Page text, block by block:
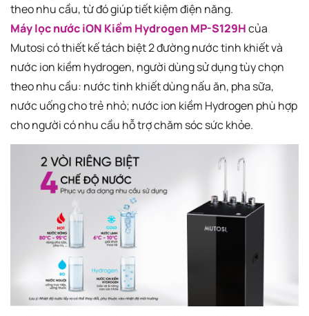
theo nhu cầu, từ đó giúp tiết kiệm điện năng.​​
Máy lọc nước iON Kiềm Hydrogen MP-S129Hcủa
Mutosi có thiết kế tách biệt 2 đường nước tinh khiết và
nước ion kiềm hydrogen, người dùng sử dụng tùy chọn
theo nhu cầu: nước tinh khiết dùng nấu ăn, pha sữa,
nước uống cho trẻ nhỏ; nước ion kiềm Hydrogen phù hợp
cho người có nhu cầu hỗ trợ chăm sóc sức khỏe.​